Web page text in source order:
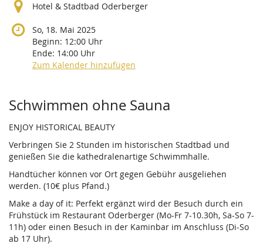
Hotel & Stadtbad Oderberger
So, 18. Mai 2025
Beginn: 12:00 Uhr
Ende: 14:00 Uhr
Zum Kalender hinzufügen
Produkte
Schwimmen ohne Sauna
ENJOY HISTORICAL BEAUTY
Verbringen Sie 2 Stunden im historischen Stadtbad und
genießen Sie die kathedralenartige Schwimmhalle.
Handtücher können vor Ort gegen Gebühr ausgeliehen
werden. (10€ plus Pfand.)
Make a day of it: Perfekt ergänzt wird der Besuch durch ein
Frühstück im Restaurant Oderberger (Mo-Fr 7-10.30h, Sa-So 7-
11h) oder einen Besuch in der Kaminbar im Anschluss (Di-So
ab 17 Uhr).